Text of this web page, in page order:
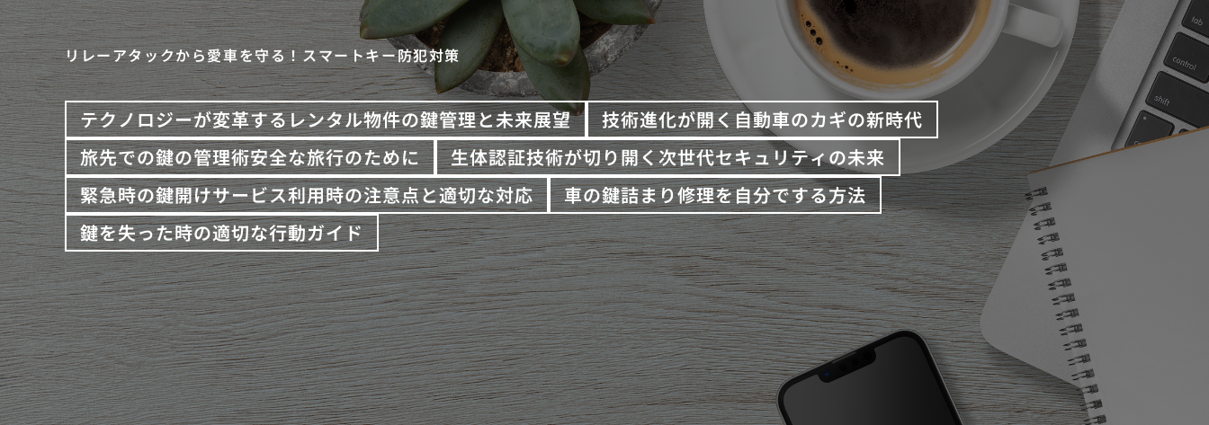
リレーアタックから愛車を守る！スマートキー防犯対策
テクノロジーが変革するレンタル物件の鍵管理と未来展望
技術進化が開く自動車のカギの新時代
旅先での鍵の管理術安全な旅行のために
生体認証技術が切り開く次世代セキュリティの未来
緊急時の鍵開けサービス利用時の注意点と適切な対応
車の鍵詰まり修理を自分でする方法
鍵を失った時の適切な行動ガイド